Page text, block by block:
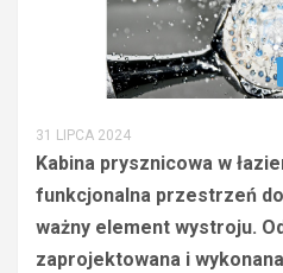
31 LIPCA 2024
Kabina prysznicowa w
funkcjonalna przestrzeń
ważny element wystroju.
zaprojektowana i